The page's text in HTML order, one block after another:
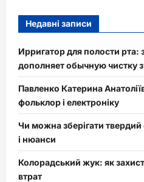
Недавні записи
Ирригатор для полости
дополняет обычную чистку
Павленко Катерина
фольклор і електроніку
Чи можна зберігати
і нюанси
Колорадський жук: як
втрат